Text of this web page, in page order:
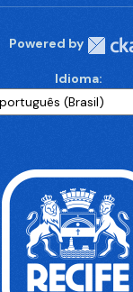
Powered by
Idioma